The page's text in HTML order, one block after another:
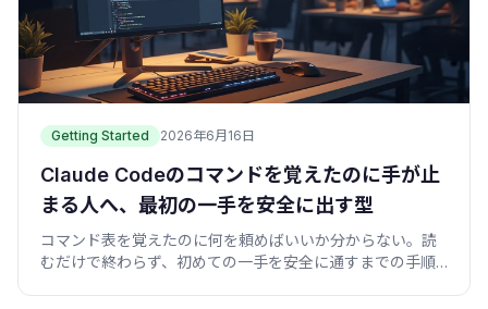
Getting Started 2026年6月16日
Claude Codeのコマンドを覚えたのに手が止
まる人へ、最初の一手を安全に出す型
コマンド表を覚えたのに何を頼めばいいか分からない。読
むだけで終わらず、初めての一手を安全に通すまでの手順